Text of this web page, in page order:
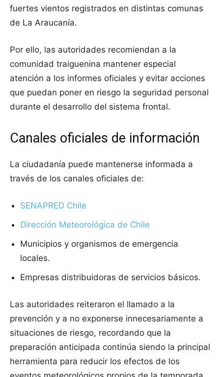
fuertes vientos registrados en distintas comunas
de La Araucanía.
Por ello, las autoridades recomiendan a la
comunidad traiguenina mantener especial
atención a los informes oficiales y evitar acciones
que puedan poner en riesgo la seguridad personal
durante el desarrollo del sistema frontal.
Canales oficiales de información
La ciudadanía puede mantenerse informada a
través de los canales oficiales de:
SENAPRED Chile
Dirección Meteorológica de Chile
Municipios y organismos de emergencia
locales.
Empresas distribuidoras de servicios básicos.
Las autoridades reiteraron el llamado a la
prevención y a no exponerse innecesariamente a
situaciones de riesgo, recordando que la
preparación anticipada continúa siendo la principal
herramienta para reducir los efectos de los